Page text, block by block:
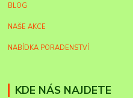
BLOG
NAŠE AKCE
NABÍDKA PORADENSTVÍ
KDE NÁS NAJDETE